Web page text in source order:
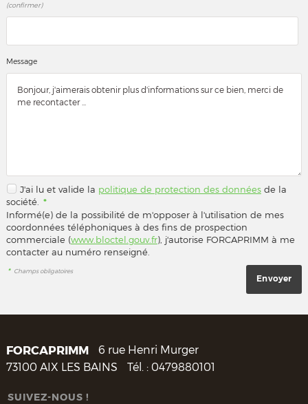
(confirmer)
Message
J'ai lu et valide la politique de protection des donnéesde la
société.
*
Informé(e) de la possibilité de m'opposer à l'utilisation de mes
coordonnées téléphoniques à des fins de prospection
commerciale (www.bloctel.gouv.fr), j'autorise FORCAPRIMM à me
contacter au numéro renseigné.
* Champs obligatoires
FORCAPRIMM
6 rue Henri Murger
73100 AIX LES BAINS Tél. : 0479880101
SUIVEZ-NOUS !